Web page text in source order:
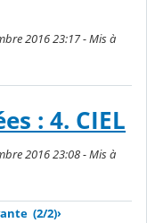
2016 23:17 - Mis à
: 4. CIEL
2016 23:08 - Mis à
(2/2)›